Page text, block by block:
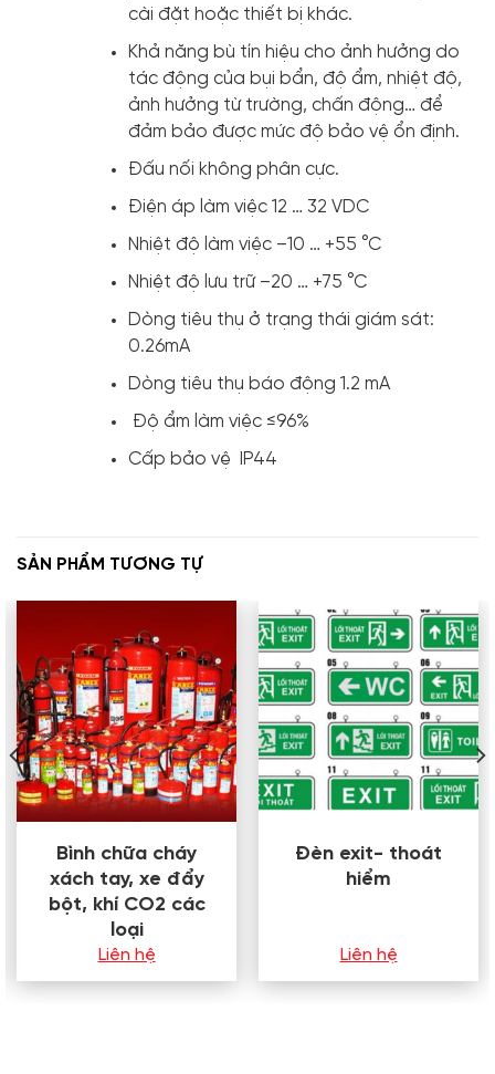
cài đặt hoặc thiết bị khác.
Khả năng bù tín hiệu cho ảnh hưởng do
tác động của bụi bẩn, độ ẩm, nhiệt độ,
ảnh hưởng từ trường, chấn động… để
đảm bảo được mức độ bảo vệ ổn định.
Đấu nối không phân cực.
Điện áp làm việc 12 … 32 VDC
Nhiệt độ làm việc –10 … +55 °C
Nhiệt độ lưu trữ –20 … +75 °C
Dòng tiêu thụ ở trạng thái giám sát:
0.26mA
Dòng tiêu thụ báo động 1.2 mA
Độ ẩm làm việc ≤96%
Cấp bảo vệ IP44
SẢN PHẨM TƯƠNG TỰ
Bình chữa cháy
xách tay, xe đẩy
bột, khí CO2 các
loại
Liên hệ
Đèn exit- thoát
hiểm
Liên hệ